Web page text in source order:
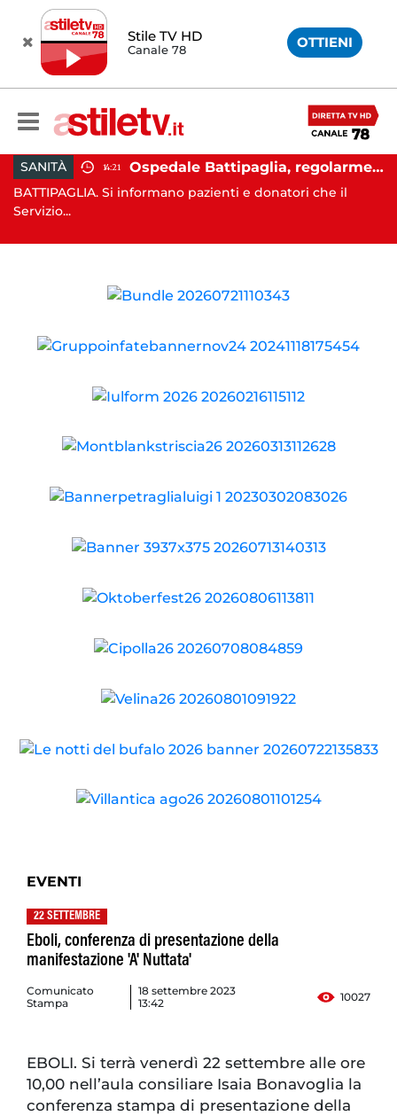
Stile TV HD
Canale 78 OTTIENI
SANITÀ 14:21 Ospedale Battipaglia, regolarmente in funzione il Servizio Trasfusionale
BATTIPAGLIA. Si informano pazienti e donatori che il
Servizio...
EVENTI
22 SETTEMBRE
Eboli, conferenza di presentazione della
manifestazione 'A' Nuttata'
Comunicato
Stampa
18 settembre 2023
13:42
10027
EBOLI. Si terrà venerdì 22 settembre alle ore
10,00 nell’aula consiliare Isaia Bonavoglia la
conferenza stampa di presentazione della